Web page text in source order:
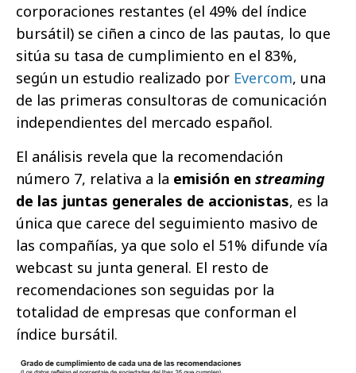
corporaciones restantes (el 49% del índice
bursátil) se ciñen a cinco de las pautas, lo que
sitúa su tasa de cumplimiento en el 83%,
según un estudio realizado por Evercom, una
de las primeras consultoras de comunicación
independientes del mercado español.
El análisis revela que la recomendación
número 7, relativa a la emisión en streaming
de las juntas generales de accionistas, es la
única que carece del seguimiento masivo de
las compañías, ya que solo el 51% difunde vía
webcast su junta general. El resto de
recomendaciones son seguidas por la
totalidad de empresas que conforman el
índice bursátil.